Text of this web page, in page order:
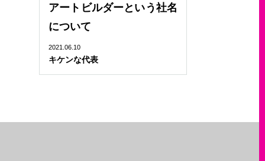
アートビルダーという社名
について
2021.06.10
キケンな代表